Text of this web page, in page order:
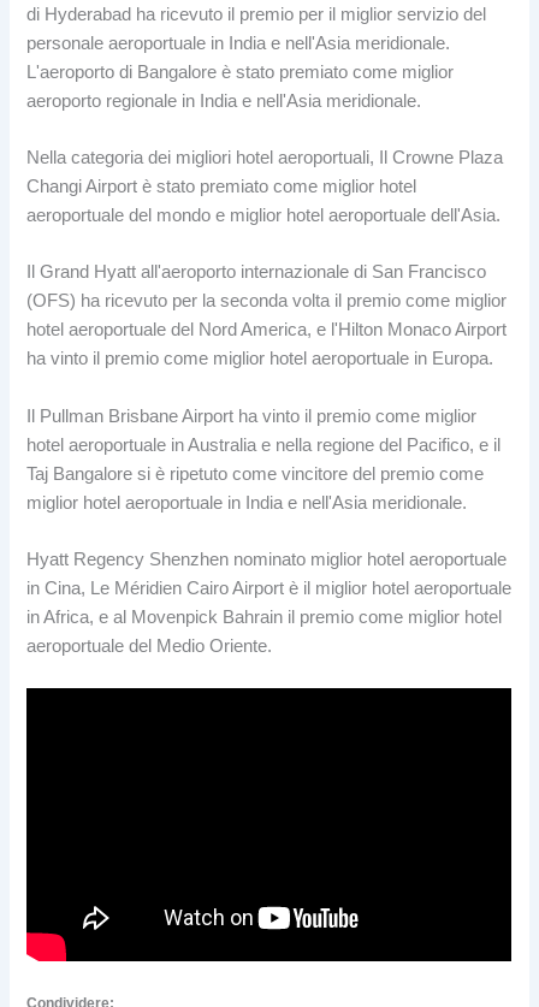
di Hyderabad ha ricevuto il premio per il miglior servizio del
personale aeroportuale in India e nell'Asia meridionale.
L'aeroporto di Bangalore è stato premiato come miglior
aeroporto regionale in India e nell'Asia meridionale.
Nella categoria dei migliori hotel aeroportuali, Il Crowne Plaza
Changi Airport è stato premiato come miglior hotel
aeroportuale del mondo e miglior hotel aeroportuale dell'Asia.
Il Grand Hyatt all'aeroporto internazionale di San Francisco
(OFS) ha ricevuto per la seconda volta il premio come miglior
hotel aeroportuale del Nord America, e l'Hilton Monaco Airport
ha vinto il premio come miglior hotel aeroportuale in Europa.
Il Pullman Brisbane Airport ha vinto il premio come miglior
hotel aeroportuale in Australia e nella regione del Pacifico, e il
Taj Bangalore si è ripetuto come vincitore del premio come
miglior hotel aeroportuale in India e nell'Asia meridionale.
Hyatt Regency Shenzhen nominato miglior hotel aeroportuale
in Cina, Le Méridien Cairo Airport è il miglior hotel aeroportuale
in Africa, e al Movenpick Bahrain il premio come miglior hotel
aeroportuale del Medio Oriente.
Condividere: